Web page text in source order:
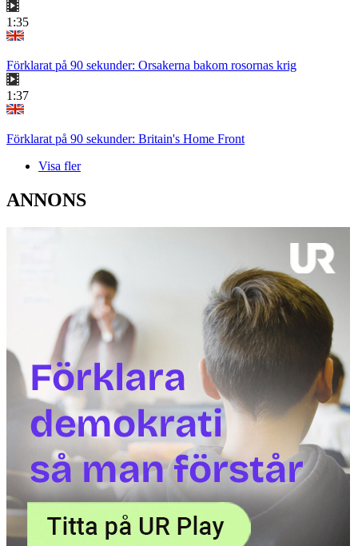
1:35
Förklarat på 90 sekunder: Orsakerna bakom rosornas krig
1:37
Förklarat på 90 sekunder: Britain's Home Front
Visa fler
ANNONS